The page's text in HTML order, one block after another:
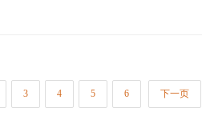
3 4 5 6 下一页